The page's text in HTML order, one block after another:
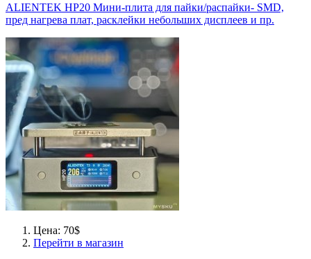
ALIENTEK HP20 Мини-плита для пайки/распайки- SMD,
пред нагрева плат, расклейки небольших дисплеев и пр.
Цена: 70$
Перейти в магазин